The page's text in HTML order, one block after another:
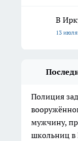
В
13 июля
Полиция
мужчину,
школьниц в